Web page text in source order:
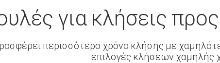
για κλήσεις
περισσότερο χρόνο κλήσης με
επιλογές κλήσεων χαμηλής